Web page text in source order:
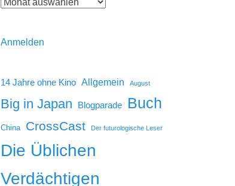
Anmelden
14 Jahre ohne Kino Allgemein August
Big in Japan Blogparade Buch
China CrossCast Der futurologische Leser
Die Üblichen
Verdächtigen